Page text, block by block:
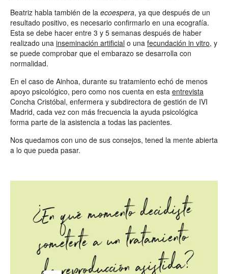
Beatriz habla también de la ecoespera, ya que después de un
resultado positivo, es necesario confirmarlo en una ecografía.
Esta se debe hacer entre 3 y 5 semanas después de haber
realizado una inseminación artificial o una fecundación in vitro, y
se puede comprobar que el embarazo se desarrolla con
normalidad.
En el caso de Ainhoa, durante su tratamiento echó de menos
apoyo psicológico, pero como nos cuenta en esta entrevista
Concha Cristóbal, enfermera y subdirectora de gestión de IVI
Madrid, cada vez con más frecuencia la ayuda psicológica
forma parte de la asistencia a todas las pacientes.
Nos quedamos con uno de sus consejos, tened la mente abierta
a lo que pueda pasar.